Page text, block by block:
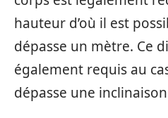
hauteur d’où il est
dépasse un mètre. Ce
également requis au
dépasse une